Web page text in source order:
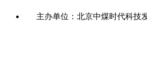
主办单位：北京中煤时代科